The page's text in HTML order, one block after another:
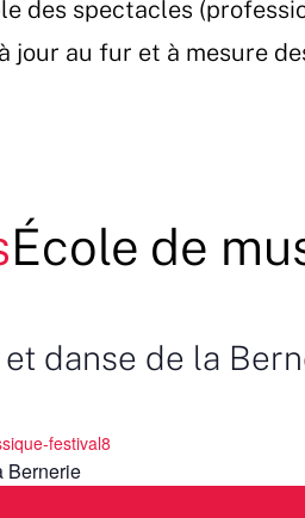
des spectacles
jour au fur et à mesure
École de
danse de la
festival8
Bernerie